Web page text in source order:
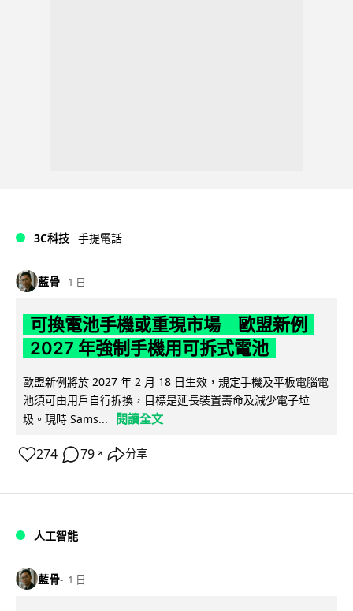
3C科技 手提電話
藍骨 1 日
可換電池手機或重現市場 歐盟新例
2027 年強制手機用可拆式電池
歐盟新例將於 2027 年 2 月 18 日生效，規定手機及平板電腦電
池須可由用戶自行拆換，目標是延長裝置壽命及減少電子垃
圾。現時 Sams...
閱讀全文
274 79 ↗ 分享
人工智能
藍骨 1 日